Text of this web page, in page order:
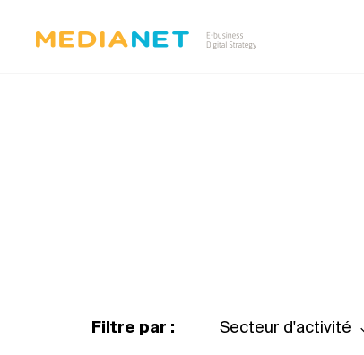
Filtre par : Secteur d'activité